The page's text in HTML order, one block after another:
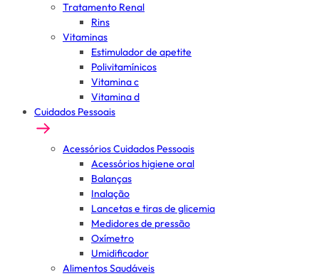
Tratamento Renal
Rins
Vitaminas
Estimulador de apetite
Polivitamínicos
Vitamina c
Vitamina d
Cuidados Pessoais
Acessórios Cuidados Pessoais
Acessórios higiene oral
Balanças
Inalação
Lancetas e tiras de glicemia
Medidores de pressão
Oxímetro
Umidificador
Alimentos Saudáveis